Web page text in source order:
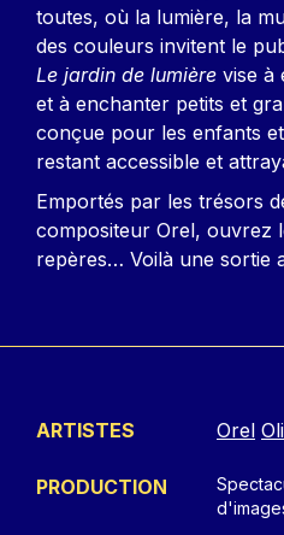
toutes, où la lumière, la
des couleurs invitent le
Le jardin de lumière vise à
et à enchanter petits et
conçue pour les enfants
restant accessible et
Emportés par les trésors
compositeur Orel, ouvrez
repères… Voilà une sortie
ARTISTES Orel
PRODUCTION